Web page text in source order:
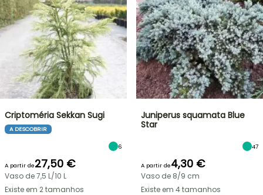
Criptoméria Sekkan Sugi
A DESCOBRIR
6
A partir de27,50 €
Vaso de 7,5 L/10 L
Existe em 2 tamanhos
Juniperus squamata Blue
Star
47
A partir de4,30 €
Vaso de 8/9 cm
Existe em 4 tamanhos